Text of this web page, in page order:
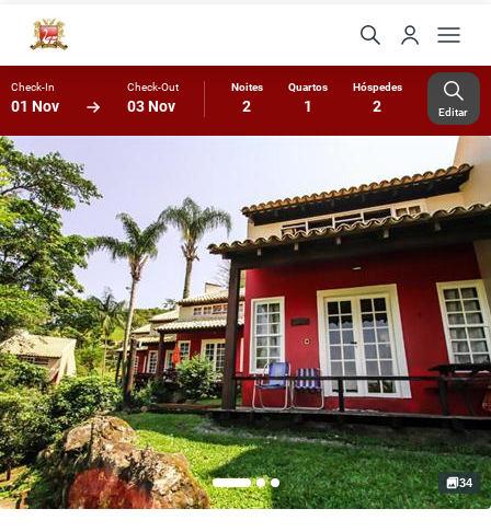
Check-In
01 Nov
Check-Out
03 Nov
Noites
2
Quartos
1
Hóspedes
2 Editar
34